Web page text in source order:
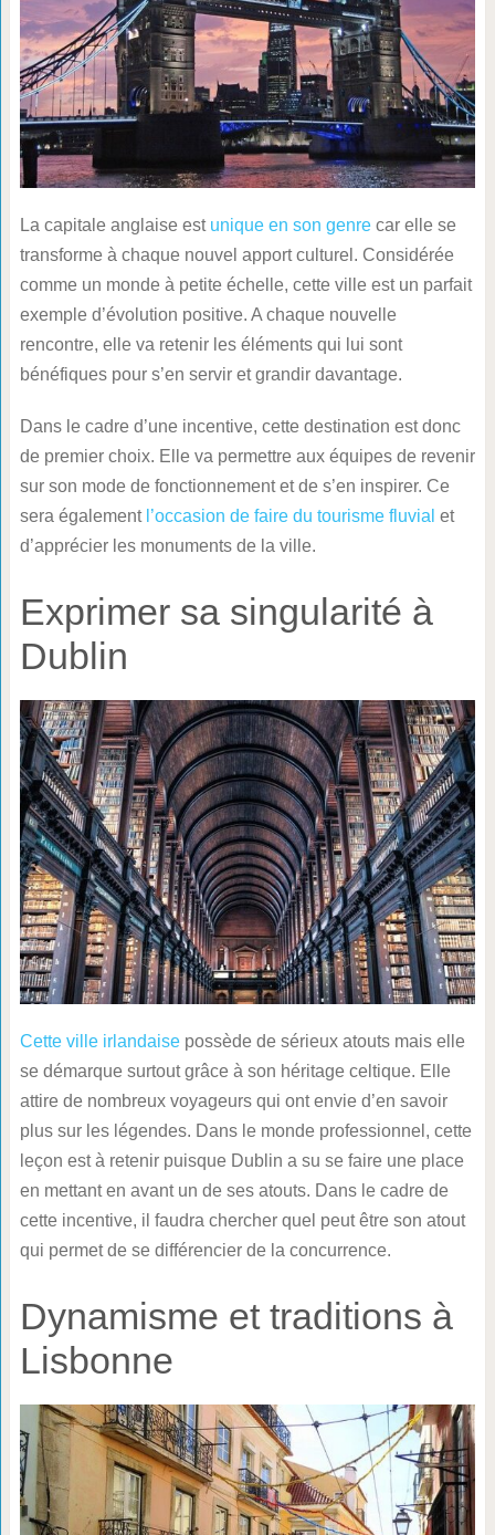
La capitale anglaise est unique en son genrecar elle se
transforme à chaque nouvel apport culturel. Considérée
comme un monde à petite échelle, cette ville est un parfait
exemple d’évolution positive. A chaque nouvelle
rencontre, elle va retenir les éléments qui lui sont
bénéfiques pour s’en servir et grandir davantage.
Dans le cadre d’une incentive, cette destination est donc
de premier choix. Elle va permettre aux équipes de revenir
sur son mode de fonctionnement et de s’en inspirer. Ce
sera également l’occasion de faire du tourisme fluvial et
d’apprécier les monuments de la ville.
Exprimer sa singularité à
Dublin
Cette ville irlandaisepossède de sérieux atouts mais elle
se démarque surtout grâce à son héritage celtique. Elle
attire de nombreux voyageurs qui ont envie d’en savoir
plus sur les légendes. Dans le monde professionnel, cette
leçon est à retenir puisque Dublin a su se faire une place
en mettant en avant un de ses atouts. Dans le cadre de
cette incentive, il faudra chercher quel peut être son atout
qui permet de se différencier de la concurrence.
Dynamisme et traditions à
Lisbonne